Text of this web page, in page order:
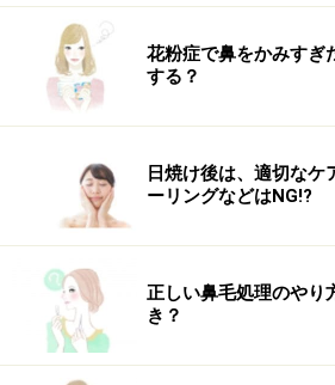
花粉症で鼻をかみすぎ
する？
日焼け後は、適切な
ーリングなどはNG!?
正しい鼻毛処理のや
き？